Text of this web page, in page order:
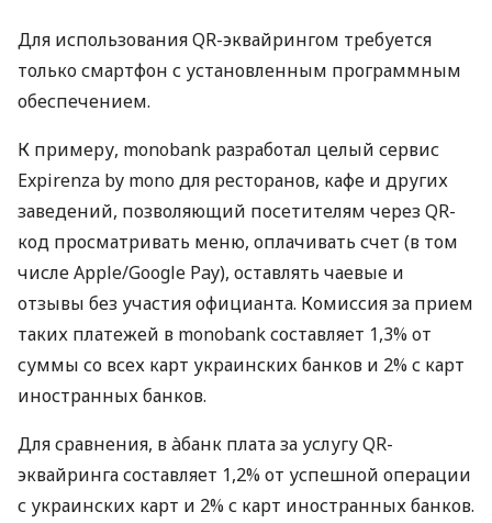
Для использования QR-эквайрингом требуется
только смартфон с установленным программным
обеспечением.
К примеру, monobank разработал целый сервис
Expirenza by mono для ресторанов, кафе и других
заведений, позволяющий посетителям через QR-
код просматривать меню, оплачивать счет (в том
числе Apple/Google Pay), оставлять чаевые и
отзывы без участия официанта. Комиссия за прием
таких платежей в monobank составляет 1,3% от
суммы со всех карт украинских банков и 2% с карт
иностранных банков.
Для сравнения, в àбанк плата за услугу QR-
эквайринга составляет 1,2% от успешной операции
с украинских карт и 2% с карт иностранных банков.